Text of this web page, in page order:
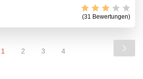
(31 Bewertungen)
1 2 3 4